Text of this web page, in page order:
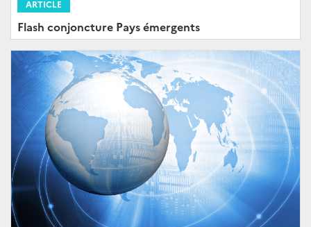
ARTICLE
Flash conjoncture Pays émergents